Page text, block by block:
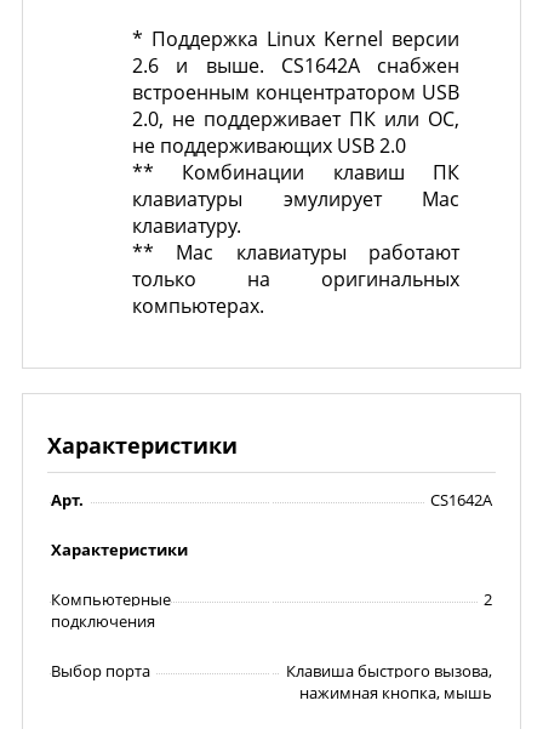
* Поддержка Linux Kernel версии
2.6 и выше. CS1642A снабжен
встроенным концентратором USB
2.0, не поддерживает ПК или ОС,
не поддерживающих USB 2.0
** Комбинации клавиш ПК
клавиатуры эмулирует Mac
клавиатуру.
** Mac клавиатуры работают
только на оригинальных
компьютерах.
Характеристики
Арт. CS1642A
Характеристики
Компьютерные
подключения
2
Выбор порта
Клавиша быстрого вызова,
нажимная кнопка, мышь